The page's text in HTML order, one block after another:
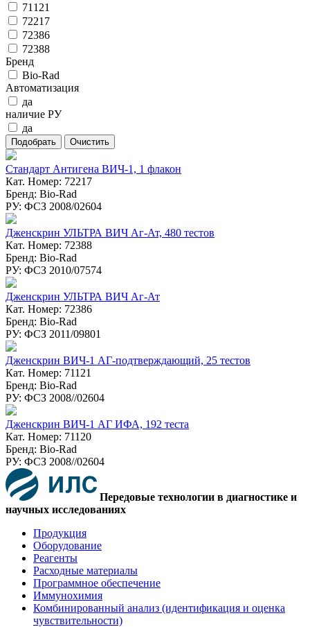
71121
72217
72386
72388
Бренд
Bio-Rad
Автоматизация
да
наличие РУ
да
Стандарт Антигена ВИЧ-1, 1 флакон
Кат. Номер: 72217
Бренд: Bio-Rad
РУ: ФСЗ 2008/02604
Дженскрин УЛЬТРА ВИЧ Аг-Ат, 480 тестов
Кат. Номер: 72388
Бренд: Bio-Rad
РУ: ФСЗ 2010/07574
Дженскрин УЛЬТРА ВИЧ Аг-Ат
Кат. Номер: 72386
Бренд: Bio-Rad
РУ: ФСЗ 2011/09801
Дженскрин ВИЧ-1 АГ-подтверждающий, 25 тестов
Кат. Номер: 71121
Бренд: Bio-Rad
РУ: ФСЗ 2008//02604
Дженcкрин ВИЧ-1 АГ ИФА, 192 теста
Кат. Номер: 71120
Бренд: Bio-Rad
РУ: ФСЗ 2008//02604
Передовые технологии в диагностике и
научных исследованиях
Продукция
Оборудование
Реагенты
Расходные материалы
Программное обеспечение
Иммунохимия
Комбинированный анализ (идентификация и оценка
чувствительности)